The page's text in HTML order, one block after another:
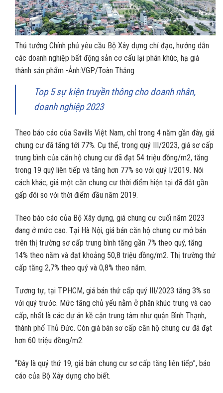
Thủ tướng Chính phủ yêu cầu Bộ Xây dựng chỉ đạo, hướng dẫn
các doanh nghiệp bất động sản cơ cấu lại phân khúc, hạ giá
thành sản phẩm -Ảnh:VGP/Toàn Thắng
Top 5 sự kiện truyền thông cho doanh nhân,
doanh nghiệp 2023
Theo báo cáo của Savills Việt Nam, chỉ trong 4 năm gần đây, giá
chung cư đã tăng tới 77%. Cụ thể, trong quý III/2023, giá sơ cấp
trung bình của căn hộ chung cư đã đạt 54 triệu đồng/m2, tăng
trong 19 quý liên tiếp và tăng hơn 77% so với quý I/2019. Nói
cách khác, giá một căn chung cư thời điểm hiện tại đã đắt gần
gấp đôi so với thời điểm đầu năm 2019.
Theo báo cáo của Bộ Xây dựng, giá chung cư cuối năm 2023
đang ở mức cao. Tại Hà Nội, giá bán căn hộ chung cư mở bán
trên thị trường sơ cấp trung bình tăng gần 7% theo quý, tăng
14% theo năm và đạt khoảng 50,8 triệu đồng/m2. Thị trường thứ
cấp tăng 2,7% theo quý và 0,8% theo năm.
Tương tự, tại TPHCM, giá bán thứ cấp quý III/2023 tăng 3% so
với quý trước. Mức tăng chủ yếu nằm ở phân khúc trung và cao
cấp, nhất là các dự án kề cận trung tâm như quận Bình Thạnh,
thành phố Thủ Đức. Còn giá bán sơ cấp căn hộ chung cư đã đạt
hơn 60 triệu đồng/m2.
“Đây là quý thứ 19, giá bán chung cư sơ cấp tăng liên tiếp”, báo
cáo của Bộ Xây dựng cho biết.